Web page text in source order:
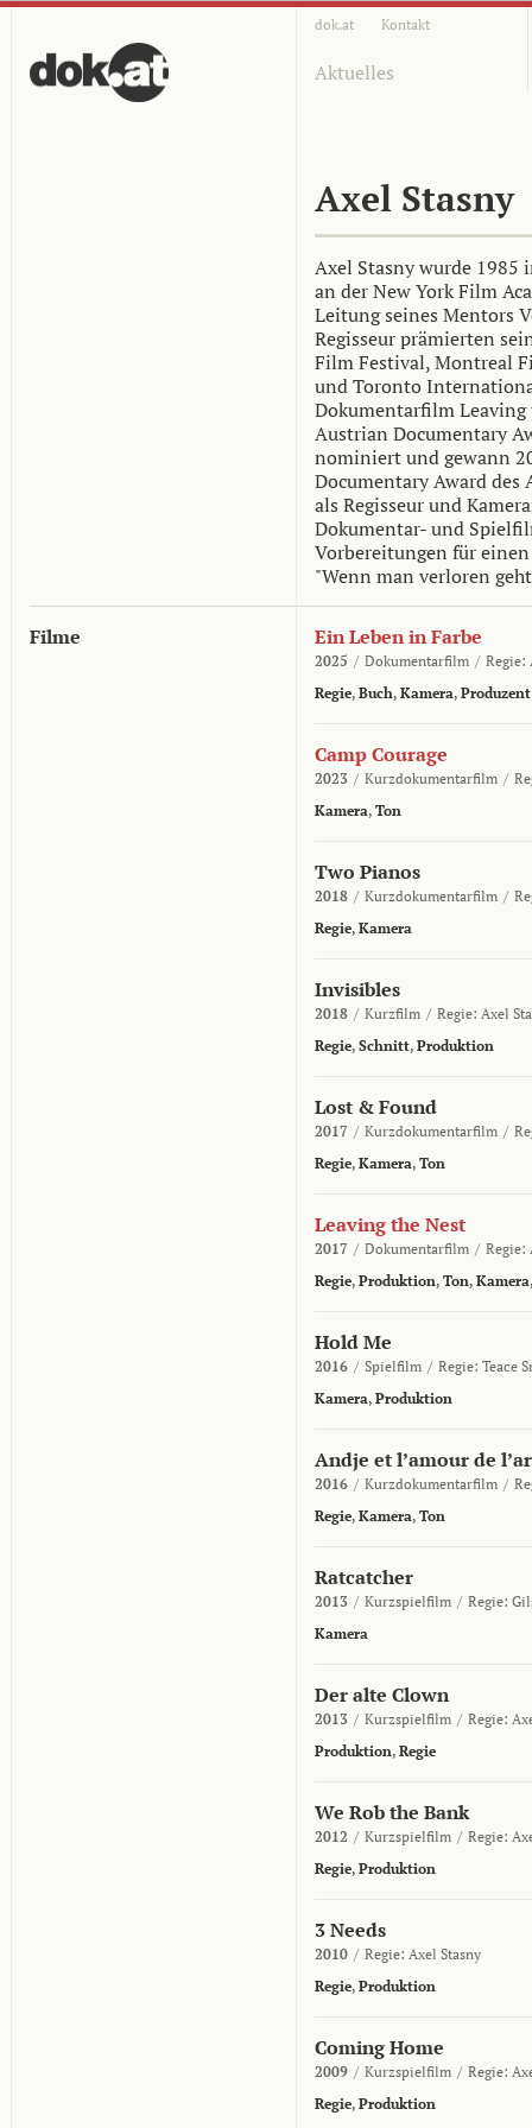
dok.at Kontakt
Aktuelles
Axel Stasny
Axel Stasny wurde 1985
an der New York Film
Leitung seines Mentors
Regisseur prämierten
Film Festival, Montreal
und Toronto
Dokumentarfilm
Austrian Documentary
nominiert und gewann
Documentary Award
als Regisseur und
Dokumentar- und
Vorbereitungen für
"Wenn man verloren
Filme Ein Leben in Farbe
2025 / Dokumentarfilm / Regie:
Regie, Buch, Kamera, Produzent
Camp Courage
2023 / Kurzdokumentarfilm /
Kamera, Ton
Two Pianos
2018 / Kurzdokumentarfilm /
Regie, Kamera
Invisibles
2018 / Kurzfilm / Regie: Axel
Regie, Schnitt, Produktion
Lost & Found
2017 / Kurzdokumentarfilm /
Regie, Kamera, Ton
Leaving the Nest
2017 / Dokumentarfilm / Regie:
Regie, Produktion, Ton, Kamera
Hold Me
2016 / Spielfilm / Regie: Teace
Kamera, Produktion
Andje et l’amour de
2016 / Kurzdokumentarfilm /
Regie, Kamera, Ton
Ratcatcher
2013 / Kurzspielfilm / Regie:
Kamera
Der alte Clown
2013 / Kurzspielfilm / Regie:
Produktion, Regie
We Rob the Bank
2012 / Kurzspielfilm / Regie:
Regie, Produktion
3 Needs
2010 / Regie: Axel Stasny
Regie, Produktion
Coming Home
2009 / Kurzspielfilm / Regie:
Regie, Produktion